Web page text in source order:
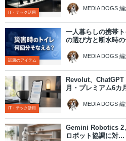
IT・テック活用
MEDIA DOGS
話題のアイテム
一人暮らしの携帯
の選び方と断水時
MEDIA DOGS
IT・テック活用
Revolut、
月・プレミアム6カ
MEDIA DOGS
Gemini Robotics 2
ロボット協調に対...